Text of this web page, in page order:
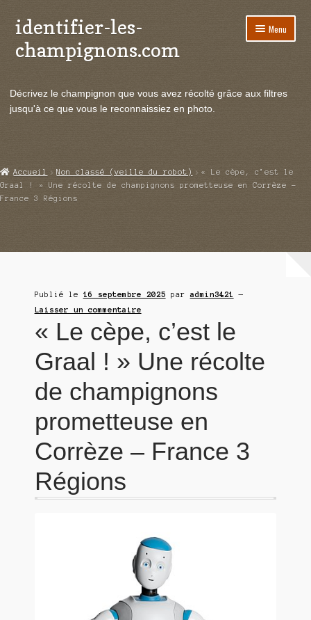
Aller
à
la
Aller
au
contenu
identifier-les-
champignons.com
Menu
le
Actualités
menu
enfant
Echanges et contacts
Ouvrir
le
Mycologie
Décrivez le champignon que vous avez récolté grâce aux filtres
jusqu'à ce que vous le reconnaissiez en photo.
Accueil Non classé (veille du robot)
« Le cèpe, c’est le
Graal ! » Une récolte de champignons prometteuse en Corrèze –
France 3 Régions
Publié le 16 septembre 2025 paradmin3421
—
Laisser un commentaire
« Le cèpe, c’est le
Graal ! » Une récolte
de champignons
prometteuse en
Corrèze – France 3
Régions